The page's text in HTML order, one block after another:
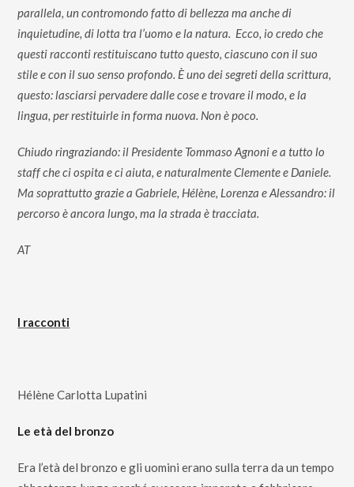
parallela, un contromondo fatto di bellezza ma anche di
inquietudine, di lotta tra l’uomo e la natura. Ecco, io credo che
questi racconti restituiscano tutto questo, ciascuno con il suo
stile e con il suo senso profondo. È uno dei segreti della scrittura,
questo: lasciarsi pervadere dalle cose e trovare il modo, e la
lingua, per restituirle in forma nuova. Non è poco.
Chiudo ringraziando: il Presidente Tommaso Agnoni e a tutto lo
staff che ci ospita e ci aiuta, e naturalmente Clemente e Daniele.
Ma soprattutto grazie a Gabriele, Hélène, Lorenza e Alessandro: il
percorso è ancora lungo, ma la strada è tracciata.
AT
I racconti
Hélène Carlotta Lupatini
Le età del bronzo
Era l’età del bronzo e gli uomini erano sulla terra da un tempo